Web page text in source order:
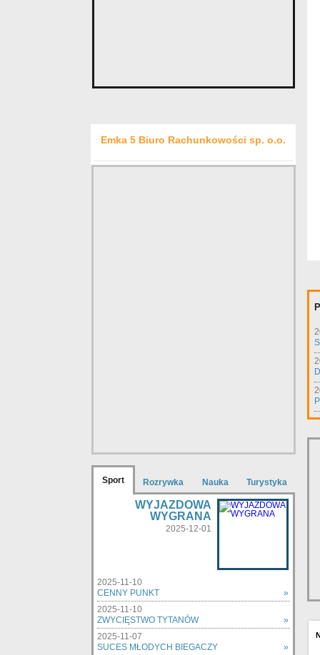
Emka 5 Biuro Rachunkowości sp. o.o.
Sport Rozrywka Nauka Turystyka
WYJAZDOWA
WYGRANA
2025-12-01
2025-11-10
CENNY PUNKT
»
2025-11-10
ZWYCIĘSTWO TYTANÓW
»
2025-11-07
SUCES MŁODYCH BIEGACZY
»